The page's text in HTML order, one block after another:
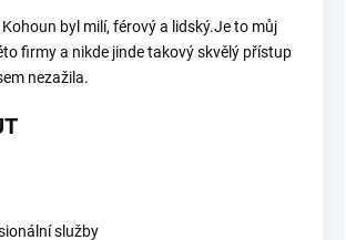
byl milí, férový a lidský.Je to můj
firmy a nikde jinde takový skvělý přístup
nezažila.
služby